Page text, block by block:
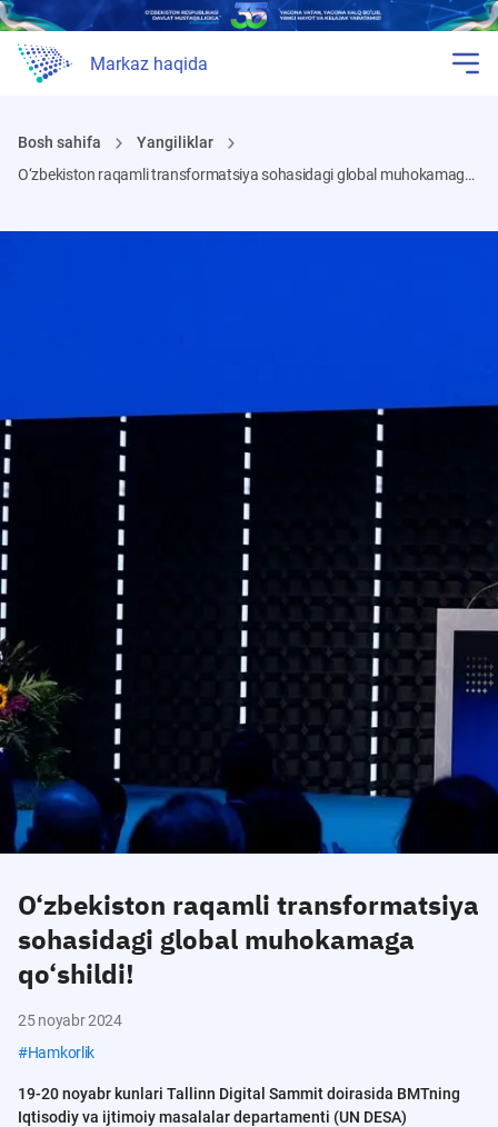
Markaz haqida
Bosh sahifa
Yangiliklar
O‘zbekiston raqamli transformatsiya sohasidagi global muhokamaga qo‘shildi!
O‘zbekiston raqamli transformatsiya
sohasidagi global muhokamaga
qo‘shildi!
25 noyabr 2024
#Hamkorlik
19-20 noyabr kunlari Tallinn Digital Sammit doirasida BMTning
Iqtisodiy va ijtimoiy masalalar departamenti (UN DESA)